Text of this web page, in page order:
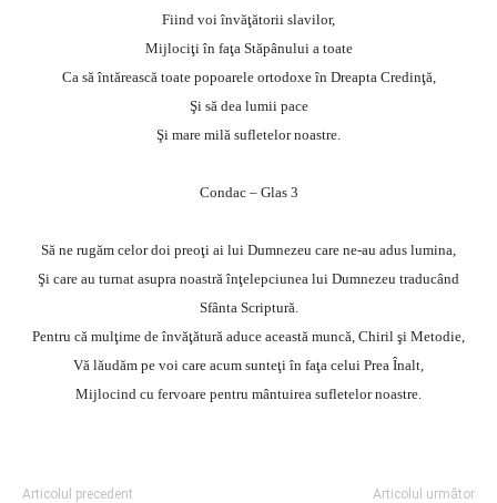
Fiind voi învăţătorii slavilor,
Mijlociţi în faţa Stăpânului a toate
Ca să întărească toate popoarele ortodoxe în Dreapta Credinţă,
Şi să dea lumii pace
Şi mare milă sufletelor noastre.
Condac – Glas 3
Să ne rugăm celor doi preoţi ai lui Dumnezeu care ne-au adus lumina,
Şi care au turnat asupra noastră înţelepciunea lui Dumnezeu traducând
Sfânta Scriptură.
Pentru că mulţime de învăţătură aduce această muncă, Chiril şi Metodie,
Vă lăudăm pe voi care acum sunteţi în faţa celui Prea Înalt,
Mijlocind cu fervoare pentru mântuirea sufletelor noastre.
Articolul precedent Articolul următor